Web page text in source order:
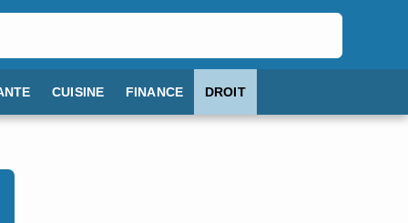
CUISINE FINANCE DROIT